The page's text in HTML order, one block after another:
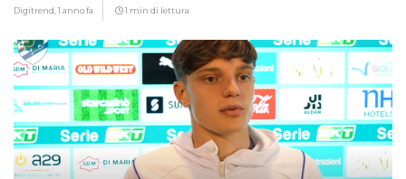
Digitrend,1 anno fa 1 min di lettura